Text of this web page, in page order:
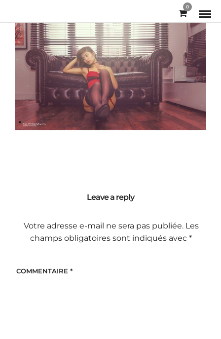
0
Leave a reply
Votre adresse e-mail ne sera pas publiée. Les
champs obligatoires sont indiqués avec*
COMMENTAIRE *